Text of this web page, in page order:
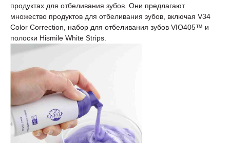
продуктах для отбеливания зубов. Они предлагают
множество продуктов для отбеливания зубов, включая V34
Color Correction, набор для отбеливания зубов VIO405™ и
полоски Hismile White Strips.